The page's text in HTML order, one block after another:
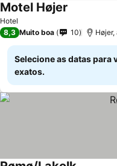
Hotel
Motel Højer
8,3 Muito boa 10
Selecione as datas para
exatos.